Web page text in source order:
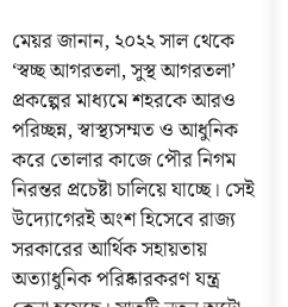
মেয়র জানান, ২০২২ সাল থেকে
‘স্বচ্ছ আগরতলা, সুস্থ আগরতলা’
প্রকল্পের মাধ্যমে শহরকে আরও
পরিচ্ছন্ন, স্বাস্থ্যসম্মত ও আধুনিক
করে তোলার কাজে পৌর নিগম
নিরন্তর প্রচেষ্টা চালিয়ে যাচ্ছে। সেই
উদ্যোগেরই অংশ হিসেবে রাজ্য
সরকারের আর্থিক সহায়তায়
অত্যাধুনিক পরিষ্কারকরণ যন্ত্র